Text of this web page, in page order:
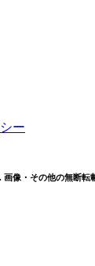
ー
画像・その他の無断転